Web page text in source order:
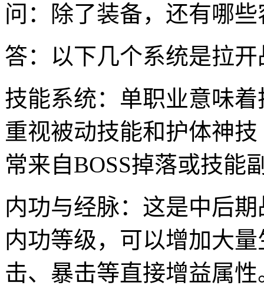
问：除了装备，还有哪
答：以下几个系统是拉
技能系统：单职业意味
重视被动技能和护体神
常来自BOSS掉落或技能
内功与经脉：这是中后
内功等级，可以增加大
击、暴击等直接增益属